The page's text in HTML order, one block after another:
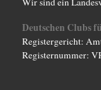
Deutschen Clubs
Registergericht:
Registernummer: